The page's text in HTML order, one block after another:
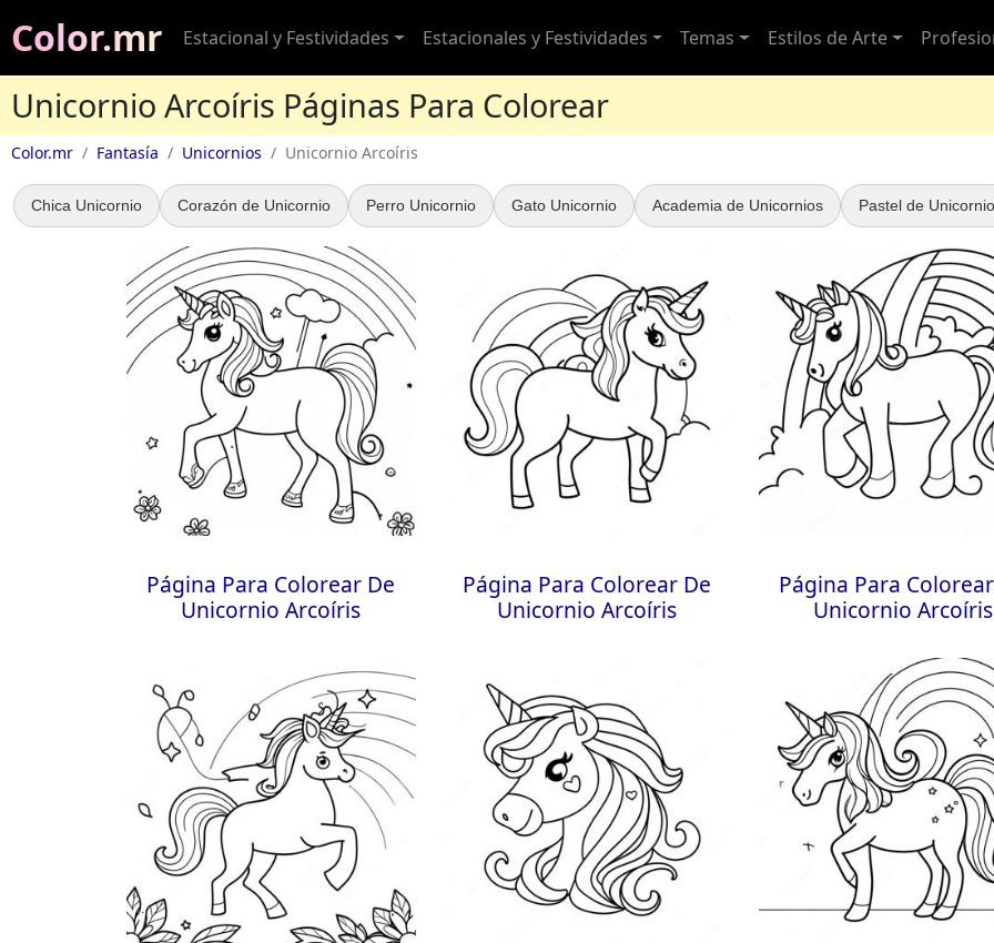
Color.mr Estacional y Festividades Estacionales y Festividades Temas Estilos de Arte
Unicornio Arcoíris Páginas Para Colorear
Color.mr Fantasía Unicornios Unicornio Arcoíris
Chica Unicornio Corazón de Unicornio Perro Unicornio Gato Unicornio Academia de Unicornios Pastel de Unicornio
Página Para Colorear De
Unicornio Arcoíris
Página Para Colorear De
Unicornio Arcoíris
Página Para
Unicornio Arcoíris